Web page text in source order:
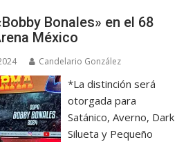
Bonales» en el 68
México
Candelario González
*La distinción será
otorgada para
Satánico, Averno, Dark
Silueta y Pequeño